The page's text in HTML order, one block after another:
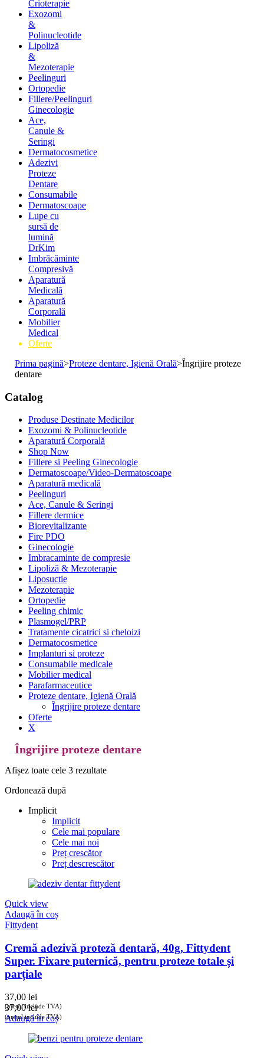
Crioterapie
Exozomi
&
Polinucleotide
Lipoliză
&
Mezoterapie
Peelinguri
Ortopedie
Fillere/Peelinguri
Ginecologie
Ace,
Canule &
Seringi
Dermatocosmetice
Adezivi
Proteze
Dentare
Consumabile
Dermatoscoape
Lupe cu
sursă de
lumină
DrKim
Imbrăcăminte
Compresivă
Aparatură
Medicală
Aparatură
Corporală
Mobilier
Medical
Oferte
Prima pagină>Proteze dentare, Igienă Orală>Îngrijire proteze
dentare
Catalog
Produse Destinate Medicilor
Exozomi & Polinucleotide
Aparatură Corporală
Shop Now
Fillere si Peeling Ginecologie
Dermatoscoape/Video-Dermatoscoape
Aparatură medicală
Peelinguri
Ace, Canule & Seringi
Fillere dermice
Biorevitalizante
Fire PDO
Ginecologie
Imbracaminte de compresie
Lipoliză & Mezoterapie
Liposuctie
Mezoterapie
Ortopedie
Peeling chimic
Plasmogel/PRP
Tratamente cicatrici si cheloizi
Dermatocosmetice
Implanturi si proteze
Consumabile medicale
Mobilier medical
Parafarmaceutice
Proteze dentare, Igienă Orală
Îngrijire proteze dentare
Oferte
X
Îngrijire proteze dentare
Afișez toate cele 3 rezultate
Ordonează după
Implicit
Implicit
Cele mai populare
Cele mai noi
Preț crescător
Preț descrescător
Quick view
Adaugă în coș
Fittydent
Cremă adezivă proteză dentară, 40g, Fittydent
Super. Fixare puternică, pentru proteze totale și
parțiale
37,00 lei
(prețul include TVA)
37,00lei
(prețul include TVA)
Adaugă în coș